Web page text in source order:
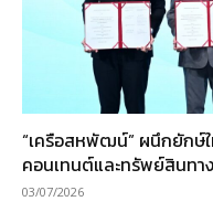
“เครือสหพัฒน์” ผนึกยักษ์
คอนเทนต์และทรัพย์สินท
03/07/2026